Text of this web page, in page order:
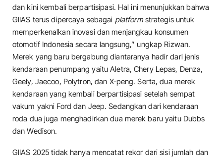
dan kini kembali berpartisipasi. Hal ini menunjukkan bahwa
GIIAS terus dipercaya sebagai platformstrategis untuk
memperkenalkan inovasi dan menjangkau konsumen
otomotif Indonesia secara langsung,” ungkap Rizwan.
Merek yang baru bergabung diantaranya hadir dari jenis
kendaraan penumpang yaitu Aletra, Chery Lepas, Denza,
Geely, Jaecoo, Polytron, dan X-peng. Serta, dua merek
kendaraan yang kembali berpartisipasi setelah sempat
vakum yakni Ford dan Jeep. Sedangkan dari kendaraan
roda dua juga menghadirkan dua merek baru yaitu Dubbs
dan Wedison.
GIIAS 2025 tidak hanya mencatat rekor dari sisi jumlah dan